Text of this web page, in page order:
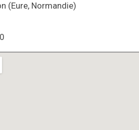
(Eure, Normandie)